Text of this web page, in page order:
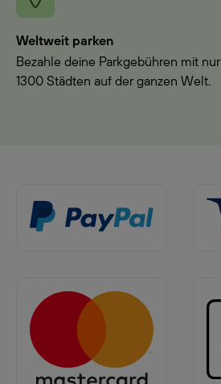
Weltweit parken
Bezahle deine Parkgebühren mit
1300 Städten auf der ganzen Welt.